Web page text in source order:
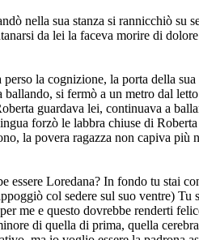
nella sua stanza si rannicchiò
da lei la faceva morire di
la cognizione, la porta della
si fermò a un metro dal
guardava lei, continuava a
forzò le labbra chiuse di
la povera ragazza non capiva
Loredana? In fondo tu stai
col sedere sul suo ventre)
me e questo dovrebbe renderti
di quella di prima, quella